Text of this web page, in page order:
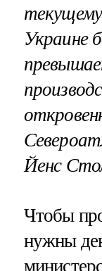
Украине
Йенс
Чтобы
нужны